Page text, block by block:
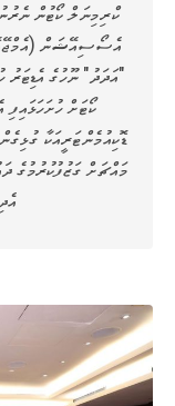
ކްރިމިނަލް ކޯޓުން
އެސޯސިއޭޝަން
"އަދަދު" ނޫހުގެ
ކޯޓަށް
ޑޮކިއުމެންޓަރީއަކާ
މައްޗަށް ގަޒުފުކުރުމުގެ